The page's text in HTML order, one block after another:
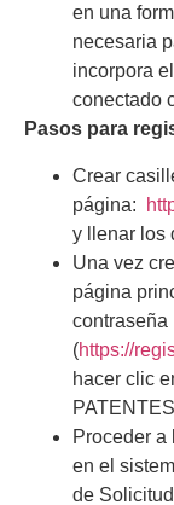
en una
necesaria
incorpora
conectado
Pasos para
Crear
página:
y llenar los
Una vez
página
contraseña
(https://
hacer clic
Proceder
en el
de